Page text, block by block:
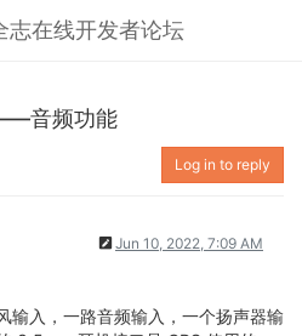
志在线开发者论坛
音频功能
Log in to reply
Jun 10, 2022, 7:09 AM
输入，一路音频输入，一个扬声器输